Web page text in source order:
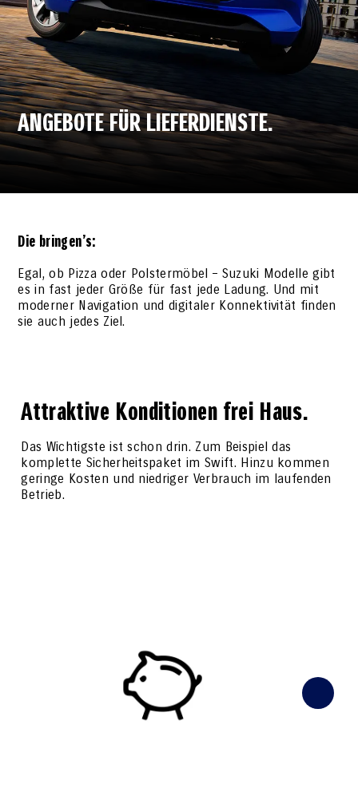
ANGEBOTE FÜR LIEFERDIENSTE.
Die bringen’s:
Egal, ob Pizza oder Polstermöbel – Suzuki Modelle gibt
es in fast jeder Größe für fast jede Ladung. Und mit
moderner Navigation und digitaler Konnektivität finden
sie auch jedes Ziel.
Attraktive Konditionen frei Haus.
Das Wichtigste ist schon drin. Zum Beispiel das
komplette Sicherheitspaket im Swift. Hinzu kommen
geringe Kosten und niedriger Verbrauch im laufenden
Betrieb.